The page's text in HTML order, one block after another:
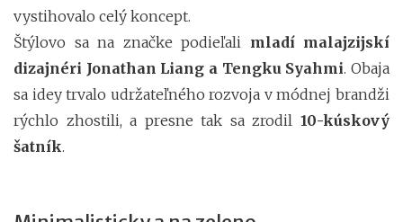
vystihovalo celý koncept.
Štýlovo sa na značke podieľali mladí malajzijskí
dizajnéri Jonathan Liang a Tengku Syahmi. Obaja
sa idey trvalo udržateľného rozvoja v módnej brandži
rýchlo zhostili, a presne tak sa zrodil 10-kúskový
šatník.